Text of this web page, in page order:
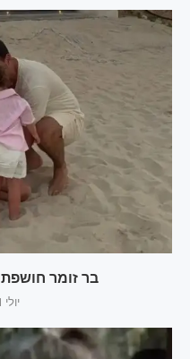
בר זומר
יולי 31, 2025